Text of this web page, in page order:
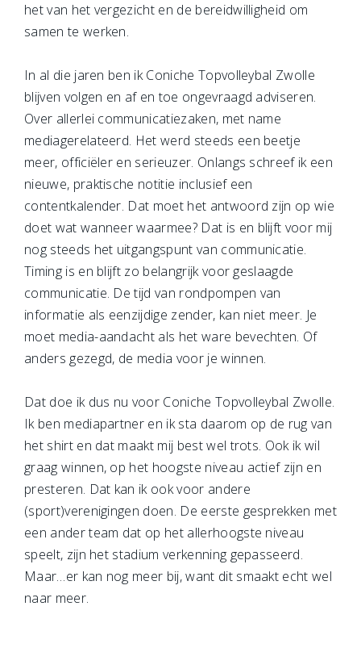
het van het vergezicht en de bereidwilligheid om
samen te werken.
In al die jaren ben ik Coniche Topvolleybal Zwolle
blijven volgen en af en toe ongevraagd adviseren.
Over allerlei communicatiezaken, met name
mediagerelateerd. Het werd steeds een beetje
meer, officiëler en serieuzer. Onlangs schreef ik een
nieuwe, praktische notitie inclusief een
contentkalender. Dat moet het antwoord zijn op wie
doet wat wanneer waarmee? Dat is en blijft voor mij
nog steeds het uitgangspunt van communicatie.
Timing is en blijft zo belangrijk voor geslaagde
communicatie. De tijd van rondpompen van
informatie als eenzijdige zender, kan niet meer. Je
moet media-aandacht als het ware bevechten. Of
anders gezegd, de media voor je winnen.
Dat doe ik dus nu voor Coniche Topvolleybal Zwolle.
Ik ben mediapartner en ik sta daarom op de rug van
het shirt en dat maakt mij best wel trots. Ook ik wil
graag winnen, op het hoogste niveau actief zijn en
presteren. Dat kan ik ook voor andere
(sport)verenigingen doen. De eerste gesprekken met
een ander team dat op het allerhoogste niveau
speelt, zijn het stadium verkenning gepasseerd.
Maar…er kan nog meer bij, want dit smaakt echt wel
naar meer.